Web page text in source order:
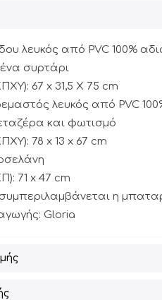
λευκός από PVC 100%
συρτάρι
67 x 31,5 X 75 cm
λευκός από PVC
και φωτισμό
78 x 13 x 67 cm
71 x 47 cm
συμπεριλαμβάνεται η
Gloria